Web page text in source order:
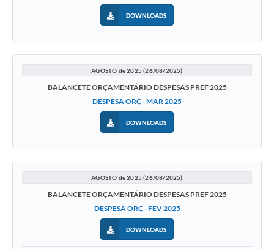
LOGRADOUROS
DOWNLOADS
AGOSTO de 2025 (26/08/2025)
BALANCETE ORÇAMENTÁRIO DESPESAS PREF 2025
DESPESA ORÇ - MAR 2025
DOWNLOADS
AGOSTO de 2025 (26/08/2025)
BALANCETE ORÇAMENTÁRIO DESPESAS PREF 2025
DESPESA ORÇ - FEV 2025
DOWNLOADS